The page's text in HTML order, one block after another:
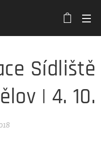
Sídliště
| 4. 10.